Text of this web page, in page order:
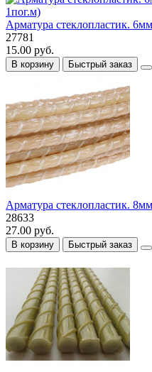
Арматура стеклопластик.
27781
15.00 руб.
В корзину Быстрый заказ
Арматура стеклопластик.
28633
27.00 руб.
В корзину Быстрый заказ